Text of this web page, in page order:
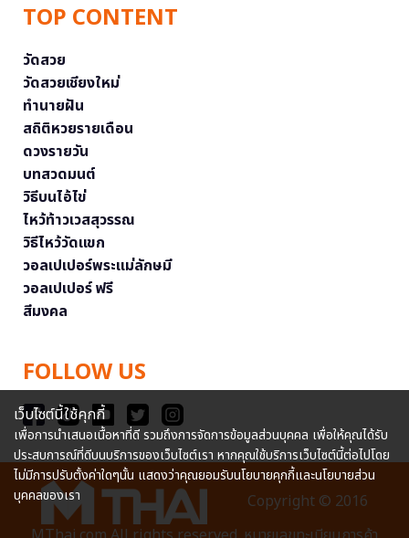
TOP CONTENT
วัดสวย
วัดสวยเชียงใหม่
ทำนายฝัน
สถิติหวยรายเดือน
ดวงรายวัน
บทสวดมนต์
วิธีบนไอ้ไข่
ไหว้ท้าวเวสสุวรรณ
วิธีไหว้วัดแขก
วอลเปเปอร์พระแม่ลักษมี
วอลเปเปอร์ ฟรี
สีมงคล
FOLLOW US
Copyright © 2016
เว็บไซต์นี้ใช้คุกกี้
เพื่อการนำเสนอเนื้อหาที่ดี รวมถึงการจัดการข้อมูลส่วนบุคคล เพื่อให้คุณได้รับ
ประสบการณ์ที่ดีบนบริการของเว็บไซต์เรา หากคุณใช้บริการเว็บไซต์นี้ต่อไปโดย
ไม่มีการปรับตั้งค่าใดๆนั้น แสดงว่าคุณยอมรับนโยบายคุกกี้และนโยบายส่วน
บุคคลของเรา